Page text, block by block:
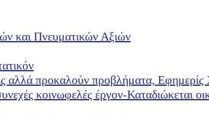
και Πνευματικών Αξιών
αλλά προκαλούν προβλήματα,
κοινωφελές έργον-